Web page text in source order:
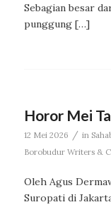
Sebagian besar
punggung […]
Horor Mei
12 Mei 2026 / in
Borobudur Writers &
Oleh Agus
Suropati di